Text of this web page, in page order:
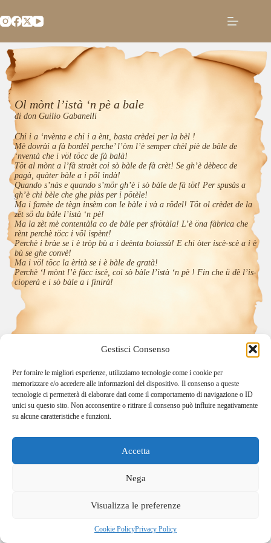
Gestisci Consenso
Per fornire le migliori esperienze, utilizziamo tecnologie come i cookie per
memorizzare e/o accedere alle informazioni del dispositivo. Il consenso a queste
tecnologie ci permetterà di elaborare dati come il comportamento di navigazione o ID
unici su questo sito. Non acconsentire o ritirare il consenso può influire negativamente
su alcune caratteristiche e funzioni.
Accetta
Nega
Visualizza le preferenze
Cookie PolicyPrivacy Policy
al
contenuto
Ol mònt l’istà ‘n pè a bale
di don Guilio Gabanelli
Chi i a ‘nvènta e chi i a ènt, basta crèdei per la bèl !
Mè dovrài a fà bordèl perche’ l’òm l’è semper chèl piè de bàle de
‘nventà che i völ töcc de fà balà!
Töt al mònt a l’fà straèt coi sò bàle de fà crèt! Se gh’è dèbecc de
pagà, quàter bàle a i pöl indà!
Quando s’nàs e quando s’mör gh’è i sò bàle de fà töt! Per spusàs a
gh’è chi bèle che ghe piàs per i pötèle!
Ma i famèe de tègn insèm con le bàle i và a rödel! Töt ol crèdet de la
zèt sö du bàle l’istà ‘n pè!
Ma la zèt mè contentàla co de bàle per sfrötàla! L’è öna fàbrica che
rènt perchè töcc i völ ispènt!
Perchè i bràe se i è tròp bù a i deènta boiassù! E chi òter iscè-scè a i è
bù se ghe convè!
Ma i völ töcc la èrità se i è bàle de gratà!
Perchè ‘l mònt l’è fàcc iscè, coi sò bàle l’istà ‘n pè ! Fin che ü dè l’is-
cioperà e i sò bàle a i finirà!
Vivi la Montagna
Cucina e prodotti tipici